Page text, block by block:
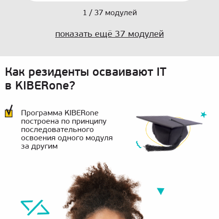
1 / 37 модулей
показать ещё 37 модулей
Как резиденты осваивают IT
в KIBERone?
Программа KIBERone
построена по принципу
последовательного
освоения одного модуля
за другим